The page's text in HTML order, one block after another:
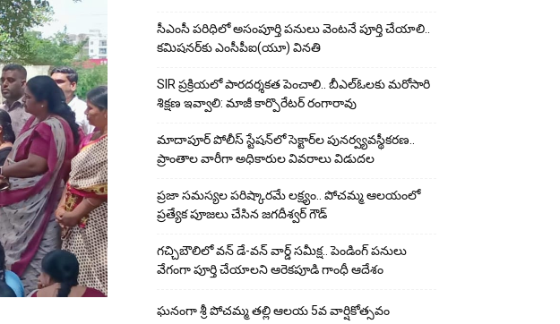
సీఎంసీ పరిధిలో అసంపూర్తి పనులు వెంటనే పూర్తి చేయాలి..
కమిషనర్‌కు ఎంసీపీఐ(యూ) వినతి
SIR ప్రక్రియలో పారదర్శకత పెంచాలి.. బీఎల్ఓలకు మరోసారి
శిక్షణ ఇవ్వాలి: మాజీ కార్పొరేటర్ రంగారావు
మాదాపూర్ పోలీస్‌ స్టేషన్‌లో సెక్టార్‌ల పునర్వ్యవస్థీకరణ..
ప్రాంతాల వారీగా అధికారుల వివరాలు విడుదల
ప్రజా సమస్యల పరిష్కారమే లక్ష్యం.. పోచమ్మ ఆలయంలో
ప్రత్యేక పూజలు చేసిన జగదీశ్వర్ గౌడ్
గచ్చిబౌలిలో వన్ డే-వన్ వార్డ్ సమీక్ష.. పెండింగ్ పనులు
వేగంగా పూర్తి చేయాలని ఆరెకపూడి గాంధీ ఆదేశం
ఘ‌నంగా శ్రీ పోచమ్మ త‌ల్లి ఆలయ 5వ వార్షికోత్సవం